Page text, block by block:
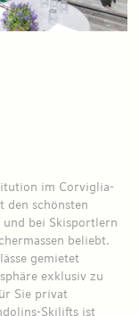
im Corviglia-
den schönsten
und bei Skisportlern
beliebt.
gemietet
exklusiv zu
Sie privat
Skilifts ist